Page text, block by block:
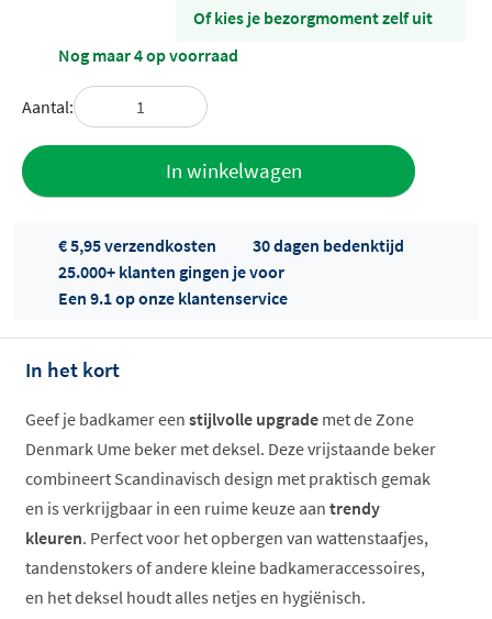
Of kies je bezorgmoment zelf uit
Nog maar 4 op voorraad
Aantal:
In winkelwagen
ophalen...
€ 5,95 verzendkosten
30 dagen bedenktijd
25.000+ klanten gingen je voor
Een 9.1 op onze klantenservice
In het kort
Geef je badkamer een stijlvolle upgrade met de Zone
Denmark Ume beker met deksel. Deze vrijstaande beker
combineert Scandinavisch design met praktisch gemak
en is verkrijgbaar in een ruime keuze aan trendy
kleuren. Perfect voor het opbergen van wattenstaafjes,
tandenstokers of andere kleine badkameraccessoires,
en het deksel houdt alles netjes en hygiënisch.